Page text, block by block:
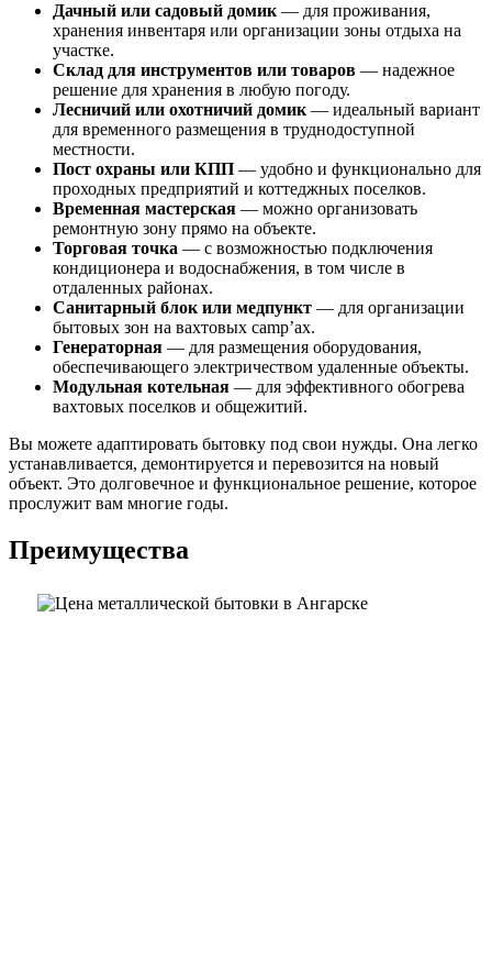
Дачный или садовый домик — для проживания,
хранения инвентаря или организации зоны отдыха на
участке.
Склад для инструментов или товаров — надежное
решение для хранения в любую погоду.
Лесничий или охотничий домик — идеальный вариант
для временного размещения в труднодоступной
местности.
Пост охраны или КПП — удобно и функционально для
проходных предприятий и коттеджных поселков.
Временная мастерская — можно организовать
ремонтную зону прямо на объекте.
Торговая точка — с возможностью подключения
кондиционера и водоснабжения, в том числе в
отдаленных районах.
Санитарный блок или медпункт — для организации
бытовых зон на вахтовых camp’ах.
Генераторная — для размещения оборудования,
обеспечивающего электричеством удаленные объекты.
Модульная котельная — для эффективного обогрева
вахтовых поселков и общежитий.
Вы можете адаптировать бытовку под свои нужды. Она легко
устанавливается, демонтируется и перевозится на новый
объект. Это долговечное и функциональное решение, которое
прослужит вам многие годы.
Преимущества